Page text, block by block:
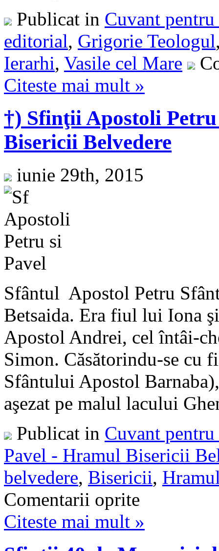
Publicat in Cuvant
editorial, Grigorie Teologul
Ierarhi, Vasile cel Mare
Citeste mai mult »
†) Sfinţii Apostoli
Bisericii Belvedere
iunie 29th, 2015
Sfântul Apostol Petru
Betsaida. Era fiul lui Iona
Apostol Andrei, cel întâi-
Simon. Căsătorindu-se cu
Sfântului Apostol
aşezat pe malul lacului
Publicat in Cuvant
Pavel - Hramul Bisericii
belvedere, Bisericii,
Comentarii oprite
Citeste mai mult »